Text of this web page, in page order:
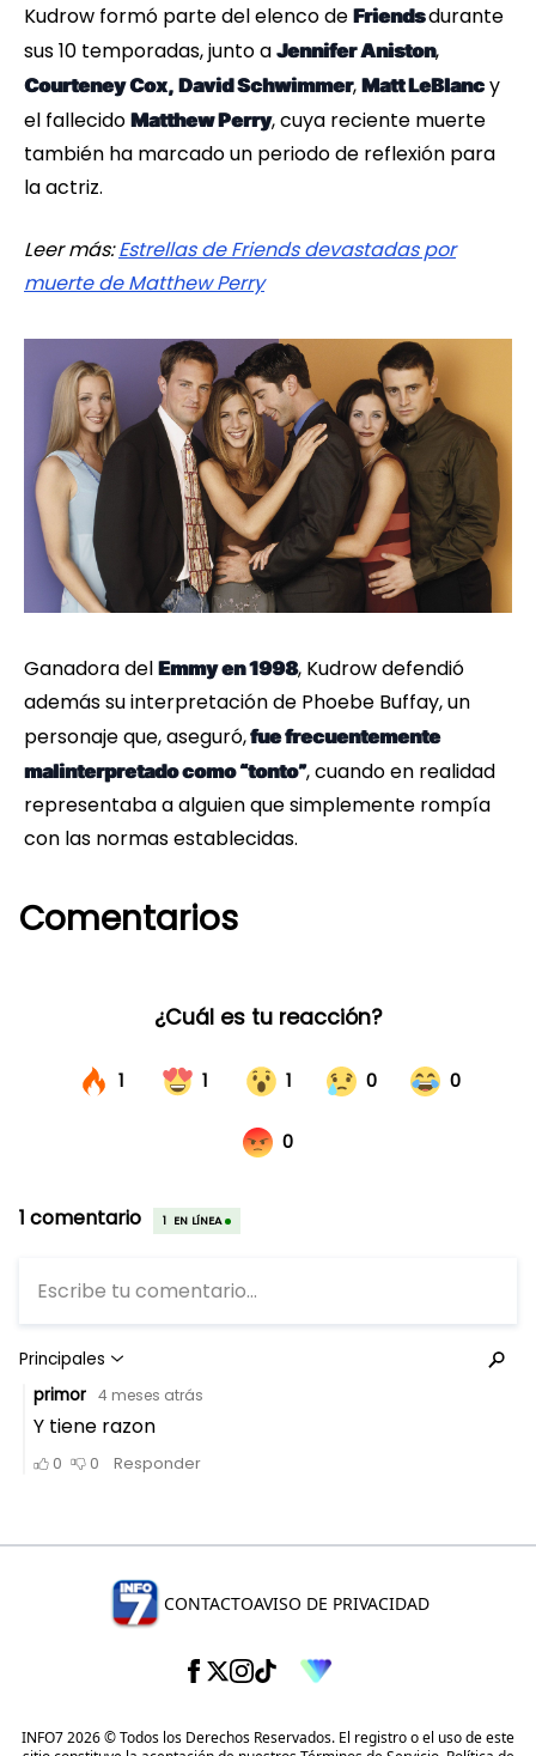
Kudrow formó parte del elenco de Friendsdurante
sus 10 temporadas, junto a Jennifer Aniston,
Courteney Cox, David Schwimmer, Matt LeBlanc y
el fallecido Matthew Perry, cuya reciente muerte
también ha marcado un periodo de reflexión para
la actriz.
Leer más:Estrellas de Friends devastadas por
muerte de Matthew Perry
Ganadora del Emmy en 1998, Kudrow defendió
además su interpretación de Phoebe Buffay, un
personaje que, aseguró,fue frecuentemente
malinterpretado como “tonto”, cuando en realidad
representaba a alguien que simplemente rompía
con las normas establecidas.
Comentarios
CONTACTOAVISO DE PRIVACIDAD
INFO7 2026 © Todos los Derechos Reservados. El registro o el uso de este